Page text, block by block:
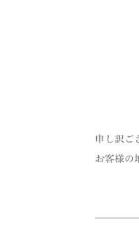
申し訳ご
お客様の